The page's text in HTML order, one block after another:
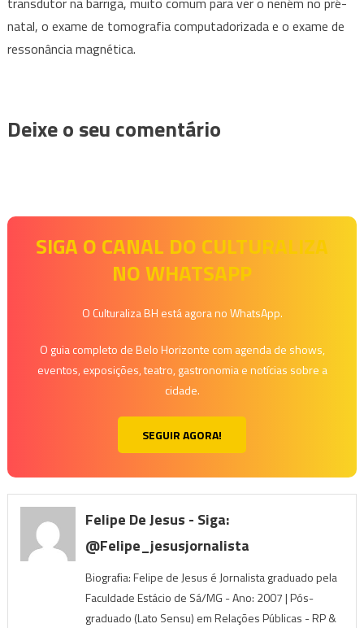
natal, o exame de tomografia computadorizada e o exame de
ressonância magnética.
Deixe o seu comentário
SIGA O CANAL DO CULTURALIZA
NO WHATSAPP
O Culturaliza BH está agora no WhatsApp.
O guia completo de Belo Horizonte com agenda de shows,
eventos, exposições, teatro, gastronomia e notícias sobre a
cidade.
SEGUIR AGORA!
Felipe De Jesus - Siga:
@felipe_jesusjornalista
Biografia: Felipe de Jesus é Jornalista graduado pela
Faculdade Estácio de Sá/MG - Ano: 2007 | Pós-
graduado (Lato Sensu) em Relações Públicas - RP &